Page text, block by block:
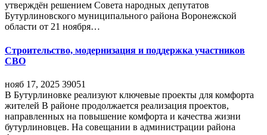
утверждён решением Совета народных депутатов
Бутурлиновского муниципального района Воронежской
области от 21 ноября…
Строительство, модернизация и поддержка участников
СВО
нояб 17, 2025 39051
В Бутурлиновке реализуют ключевые проекты для комфорта
жителей В районе продолжается реализация проектов,
направленных на повышение комфорта и качества жизни
бутурлиновцев. На совещании в администрации района